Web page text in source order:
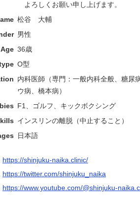
よろしくお願い申し上げます。
松谷 大輔
男性
Age 36歳
O型
内科医師（専門：一般内科全般、糖尿
ウ病、橋本病）
F1、ゴルフ、キックボクシング
インスリンの離脱（中止すること）
日本語
https://shinjuku-naika.clinic/
https://twitter.com/shinjuku_naika
https://www.youtube.com/@shinjuku-